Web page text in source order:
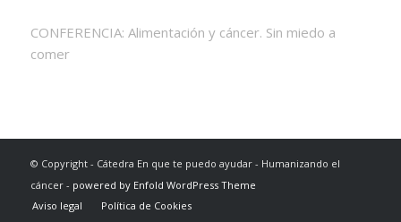
CONFERENCIA: Alimentación y cáncer. Sin miedo a
comer
© Copyright - Cátedra En que te puedo ayudar - Humanizando el
cáncer - powered by Enfold WordPress Theme
Aviso legal
Política de Cookies